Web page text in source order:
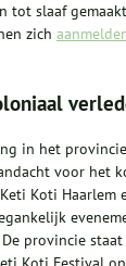
tot slaaf
zich
in het
voor het
Koti Haarlem
provincie